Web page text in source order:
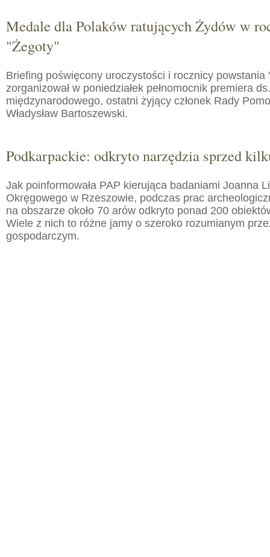
Medale dla Polaków ratujących Żydów w
"Żegoty"
Briefing poświęcony uroczystości i rocznicy powstania
zorganizował w poniedziałek pełnomocnik premiera
międzynarodowego, ostatni żyjący członek Rady
Władysław Bartoszewski.
Podkarpackie: odkryto narzędzia sprzed
Jak poinformowała PAP kierująca badaniami Joanna
Okręgowego w Rzeszowie, podczas prac
na obszarze około 70 arów odkryto ponad 200
Wiele z nich to różne jamy o szeroko rozumianym
gospodarczym.